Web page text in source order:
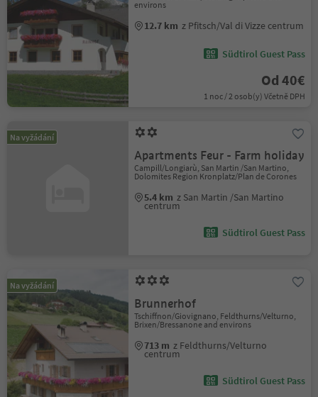
environs
12.7 km z Pfitsch/Val di Vizze centrum
Südtirol Guest Pass
Od 40€
1 noc / 2 osob(y) Včetně DPH
Na vyžádání
Apartments Feur - Farm holiday
Campill/Longiarù, San Martin /San Martino,
Dolomites Region Kronplatz/Plan de Corones
5.4 km z San Martin /San Martino
centrum
Südtirol Guest Pass
Na vyžádání
Brunnerhof
Tschiffnon/Giovignano, Feldthurns/Velturno,
Brixen/Bressanone and environs
713 m z Feldthurns/Velturno
centrum
Südtirol Guest Pass